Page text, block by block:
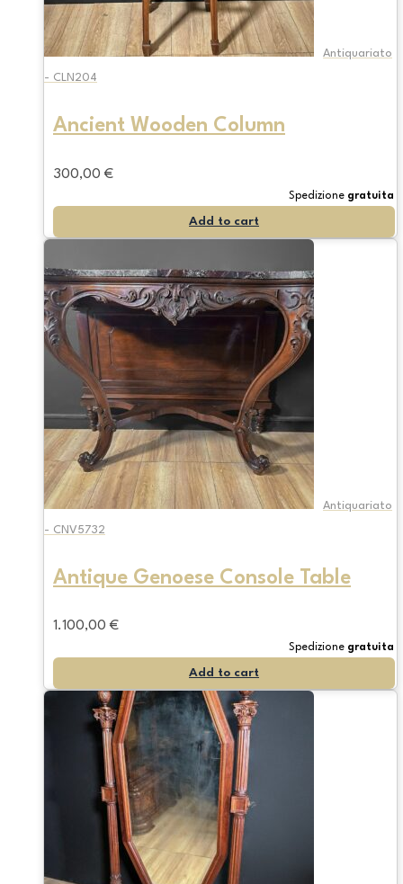
Antiquariato
- CLN204
Ancient Wooden Column
300,00 €
Spedizione gratuita
Add to cart
Antiquariato
- CNV5732
Antique Genoese Console Table
1.100,00 €
Spedizione gratuita
Add to cart